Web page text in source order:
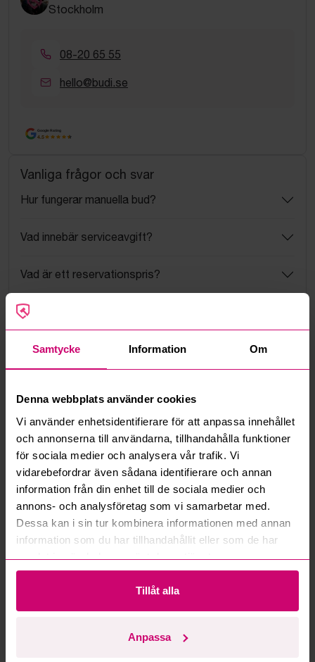
Samtycke Information Om
Denna webbplats använder cookies
Vi använder enhetsidentifierare för att anpassa innehållet
och annonserna till användarna, tillhandahålla funktioner
för sociala medier och analysera vår trafik. Vi
vidarebefordrar även sådana identifierare och annan
information från din enhet till de sociala medier och
annons- och analysföretag som vi samarbetar med.
Dessa kan i sin tur kombinera informationen med annan
information som du har tillhandahållit eller som de har
samlat in när du har använt deras tjänster.
Tillåt alla
Anpassa
Stockholm
08-20 65 55
hello@budi.se
Google Rating
4.5
Vanliga frågor och svar
Hur fungerar manuella bud?
Vad innebär serviceavgift?
Vad är ett reservationspris?
Hur fungerar maxbud?
Hur fungerar budmotorn?
Kan ni frakta mina vunna objekt?
Läs fler frågor och svar
Mer från samma kategori
Milwaukee Milwaukee